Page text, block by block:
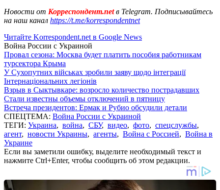
Новости от Корреспондент.netв Telegram. Подписывайтесь
на наш канал https://t.me/korrespondentnet
Читайте Korrespondent.net в Google News
Война России с Украиной
Провал сезона: Москва будет платить пособия работникам
турсектора Крыма
У Сухопутних військах зробили заяву щодо інтеграції
Інтернаціональних легіонів
Взрыв в Сыктывкаре: возросло количество пострадавших
Стали известны объемы отключений в пятницу
Встреча президентов: Ермак и Рубио обсудили детали
СПЕЦТЕМА: Война России с Украиной
ТЕГИ: Украина, война, СБУ, видео, фото, спецслужбы,
агент, новости Украины, агенты, Война с Россией, Война в
Украине
Если вы заметили ошибку, выделите необходимый текст и
нажмите Ctrl+Enter, чтобы сообщить об этом редакции.